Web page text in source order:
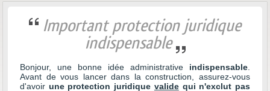
Important protection juridique
indispensable
Bonjour, une bonne idée administrative indispensable
Avant de vous lancer dans la construction, assurez-vous
d'avoir une protection juridique validequi n'exclut pas